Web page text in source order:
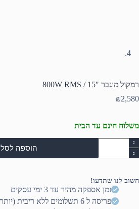
רמקול מוגבר 15″ / 800W RMS
₪2,580
משלוח חינם עד הבית
כמות
של
רמקול
/
הוספה לסל
חשוב לנו שתדעו!
זמן אספקה מהיר עד 3 ימי עסקים
פריסה ל 6 תשלומים ללא ריבית (יותר? דברו איתנו)